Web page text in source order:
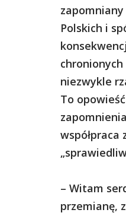
Polskich i
niezwykle
To
współpraca
– Witam
przemianę,